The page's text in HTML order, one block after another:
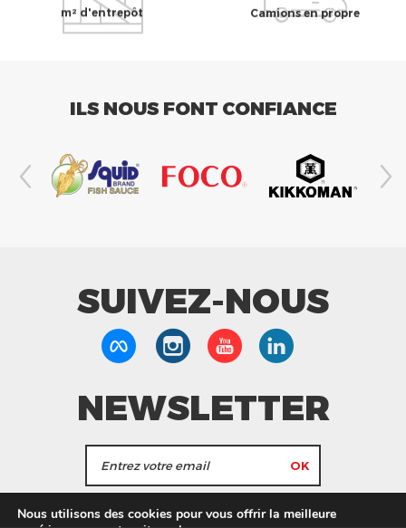
m² d'entrepôt Camions en propre
ILS NOUS FONT CONFIANCE
SUIVEZ-NOUS
NEWSLETTER
J'accepte de recevoir les actualités et les
Nous utilisons des cookies pour vous offrir la meilleure